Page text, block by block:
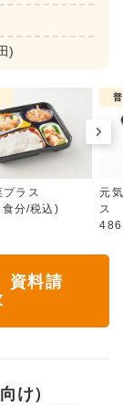
)
プラス
分/税込)
元
ス
資料請
け）